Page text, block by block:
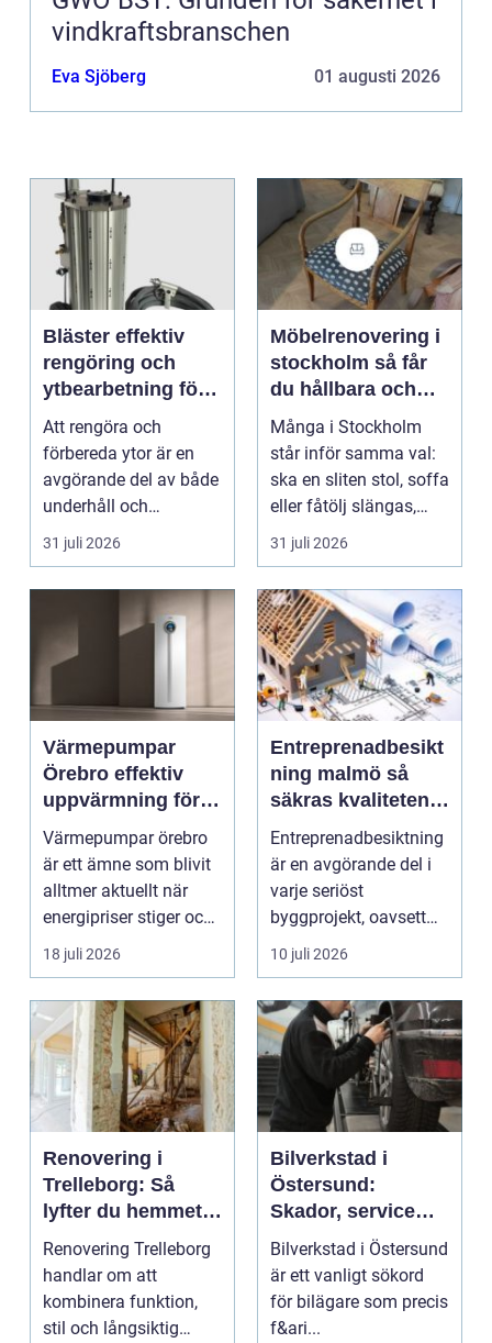
vindkraftsbranschen
Eva Sjöberg 01 augusti 2026
Bläster effektiv
rengöring och
ytbearbetning för
proffs och
hantverkare
Att rengöra och
förbereda ytor är en
avgörande del av både
underhåll och
renovering. Färg, rost,
smu...
31 juli 2026
Möbelrenovering i
stockholm så får
du hållbara och
vackra möbler
Många i Stockholm
står inför samma val:
ska en sliten stol, soffa
eller fåtölj slängas,
säljas billi...
31 juli 2026
Värmepumpar
Örebro effektiv
uppvärmning för
hus och
fastigheter
Värmepumpar örebro
är ett ämne som blivit
alltmer aktuellt när
energipriser stiger och
fler vill sän...
18 juli 2026
Entreprenadbesikt
ning malmö så
säkras kvaliteten i
byggprojekt
Entreprenadbesiktning
är en avgörande del i
varje seriöst
byggprojekt, oavsett
om det handlar om en
10 juli 2026
Renovering i
Trelleborg: Så
lyfter du hemmet
på ett smart sätt
Renovering Trelleborg
handlar om att
kombinera funktion,
stil och långsiktig
Bilverkstad i
Östersund:
Skador, service
och smarta val för
din bil
Bilverkstad i Östersund
är ett vanligt sökord
för bilägare som precis
f&ari...